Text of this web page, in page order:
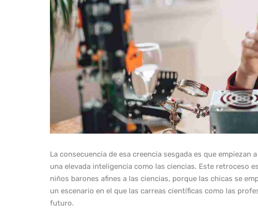
La consecuencia de esa creencia sesgada es que
una elevada inteligencia como las ciencias. Este retroceso
niños barones afines a las ciencias, porque las chicas se
un escenario en el que las carreas científicas como las
futuro.